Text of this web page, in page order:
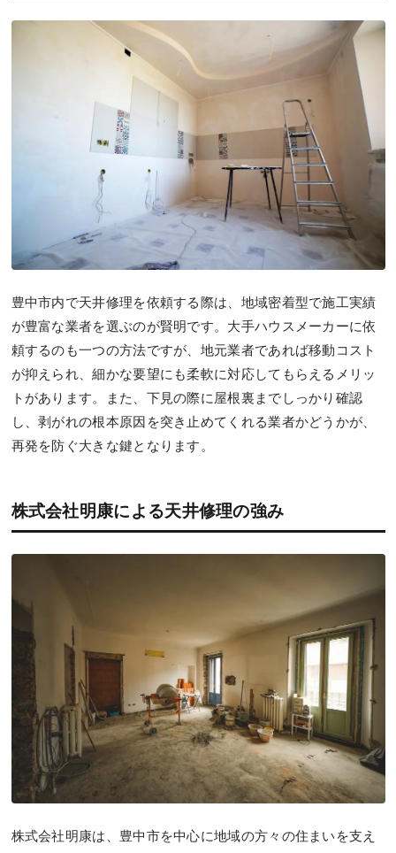
豊中市内で天井修理を依頼する際は、地域密着型で施工実績
が豊富な業者を選ぶのが賢明です。大手ハウスメーカーに依
頼するのも一つの方法ですが、地元業者であれば移動コスト
が抑えられ、細かな要望にも柔軟に対応してもらえるメリッ
トがあります。また、下見の際に屋根裏までしっかり確認
し、剥がれの根本原因を突き止めてくれる業者かどうかが、
再発を防ぐ大きな鍵となります。
株式会社明康による天井修理の強み
株式会社明康は、豊中市を中心に地域の方々の住まいを支え